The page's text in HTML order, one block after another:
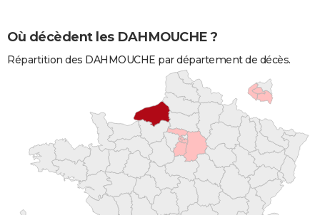
Où décèdent les DAHMOUCHE ?
Répartition des DAHMOUCHE par département de décès.